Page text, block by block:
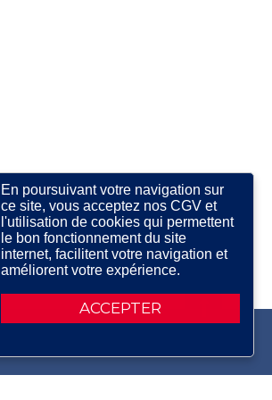
ACCEPTER
En poursuivant votre navigation sur
ce site, vous acceptez nos CGV et
l'utilisation de cookies qui permettent
le bon fonctionnement du site
internet, facilitent votre navigation et
améliorent votre expérience.